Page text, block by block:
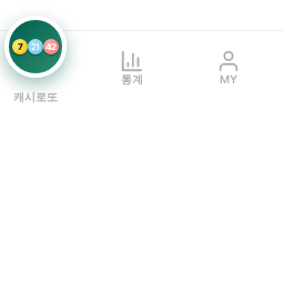
7 21 42
캐시로또
통계 MY